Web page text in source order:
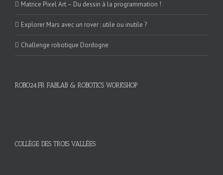
Matrice Pixel Art – Du dessin à la programmation !
Explorer Mars avec un rover : utile ou inutile ?
Challenge robotique Dordogne
ROBO24.FR FABLAB & ROBOTICS WORKSHOP
COLLÈGE DES TROIS VALLÉES